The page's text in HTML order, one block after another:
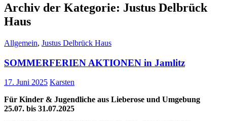
Archiv der Kategorie: Justus Delbrück
Haus
Allgemein, Justus Delbrück Haus
SOMMERFERIEN AKTIONEN in Jamlitz
17. Juni 2025 Karsten
Für Kinder & Jugendliche aus Lieberose und Umgebung
25.07. bis 31.07.2025